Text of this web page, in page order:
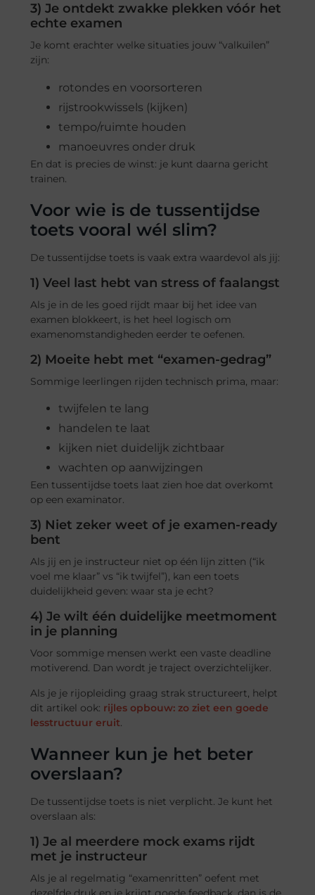
3) Je ontdekt zwakke plekken vóór het
echte examen
Je komt erachter welke situaties jouw “valkuilen”
zijn:
rotondes en voorsorteren
rijstrookwissels (kijken)
tempo/ruimte houden
manoeuvres onder druk
En dat is precies de winst: je kunt daarna gericht
trainen.
Voor wie is de tussentijdse
toets vooral wél slim?
De tussentijdse toets is vaak extra waardevol als jij:
1) Veel last hebt van stress of faalangst
Als je in de les goed rijdt maar bij het idee van
examen blokkeert, is het heel logisch om
examenomstandigheden eerder te oefenen.
2) Moeite hebt met “examen-gedrag”
Sommige leerlingen rijden technisch prima, maar:
twijfelen te lang
handelen te laat
kijken niet duidelijk zichtbaar
wachten op aanwijzingen
Een tussentijdse toets laat zien hoe dat overkomt
op een examinator.
3) Niet zeker weet of je examen-ready
bent
Als jij en je instructeur niet op één lijn zitten (“ik
voel me klaar” vs “ik twijfel”), kan een toets
duidelijkheid geven: waar sta je echt?
4) Je wilt één duidelijke meetmoment
in je planning
Voor sommige mensen werkt een vaste deadline
motiverend. Dan wordt je traject overzichtelijker.
Als je je rijopleiding graag strak structureert, helpt
dit artikel ook: rijles opbouw: zo ziet een goede
lesstructuur eruit
Wanneer kun je het beter
overslaan?
De tussentijdse toets is niet verplicht. Je kunt het
overslaan als:
1) Je al meerdere mock exams rijdt
met je instructeur
Als je al regelmatig “examenritten” oefent met